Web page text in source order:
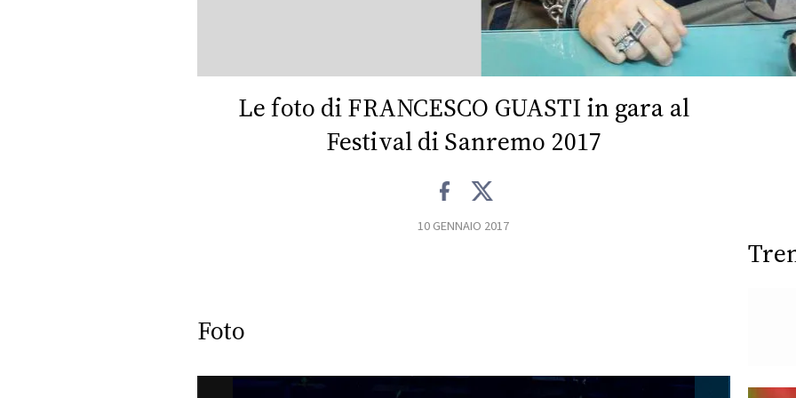
RMC
CONSIGLIALe foto di FRANCESCO GUASTI in gara al
Festival di Sanremo 2017
10 GENNAIO 2017
Foto